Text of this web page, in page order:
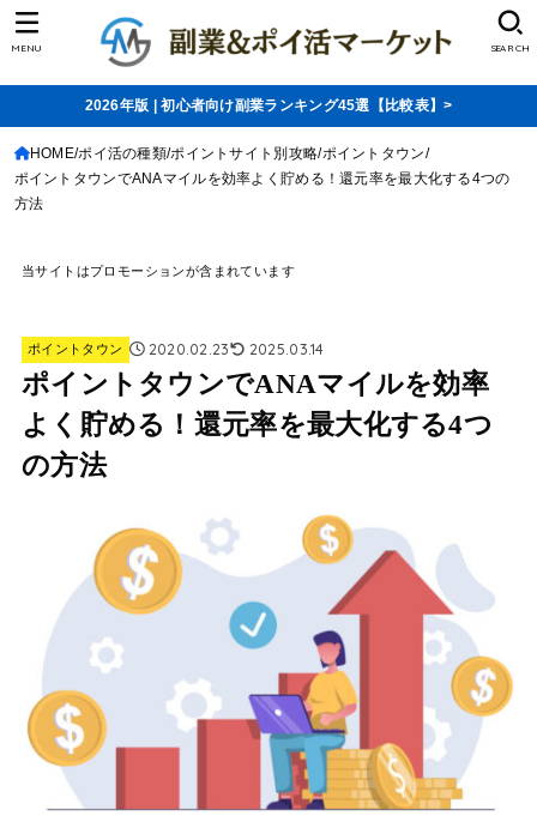
SEARCH
MENU
2026年版 | 初心者向け副業ランキング45選【比較表】>
HOME ポイ活の種類 ポイントサイト別攻略 ポイントタウン
ポイントタウンでANAマイルを効率よく貯める！還元率を最大化する4つの
方法
当サイトはプロモーションが含まれています
ポイントタウン 2020.02.23 2025.03.14
ポイントタウンでANAマイルを効率
よく貯める！還元率を最大化する4つ
の方法